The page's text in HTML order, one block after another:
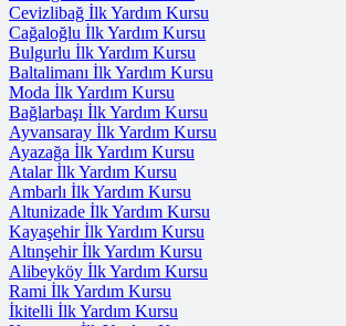
Cevizlibağ İlk Yardım Kursu
Cağaloğlu İlk Yardım Kursu
Bulgurlu İlk Yardım Kursu
Baltalimanı İlk Yardım Kursu
Moda İlk Yardım Kursu
Bağlarbaşı İlk Yardım Kursu
Ayvansaray İlk Yardım Kursu
Ayazağa İlk Yardım Kursu
Atalar İlk Yardım Kursu
Ambarlı İlk Yardım Kursu
Altunizade İlk Yardım Kursu
Kayaşehir İlk Yardım Kursu
Altınşehir İlk Yardım Kursu
Alibeyköy İlk Yardım Kursu
Rami İlk Yardım Kursu
İkitelli İlk Yardım Kursu